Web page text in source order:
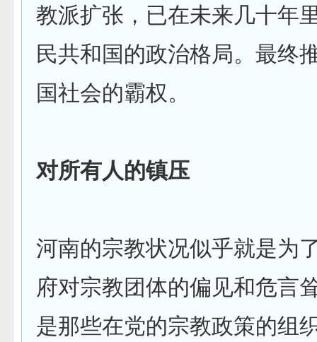
教派扩张，已在未来几十年
民共和国的政治格局。最终
国社会的霸权。
对所有人的镇压
河南的宗教状况似乎就是为
府对宗教团体的偏见和危言
是那些在党的宗教政策的组